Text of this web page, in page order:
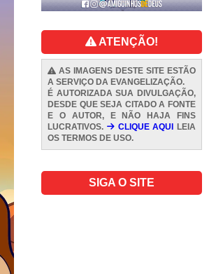
ATENÇÃO!
AS IMAGENS DESTE SITE ESTÃO
A SERVIÇO DA EVANGELIZAÇÃO.
É AUTORIZADA SUA DIVULGAÇÃO,
DESDE QUE SEJA CITADO A FONTE
E O AUTOR, E NÃO HAJA FINS
LUCRATIVOS.
CLIQUE AQUI
LEIA
OS TERMOS DE USO.
SIGA O SITE